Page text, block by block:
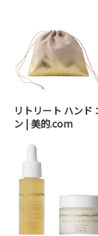
リトリート ハンド
ン | 美的.com